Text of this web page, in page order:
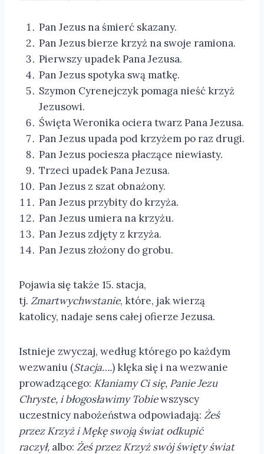
Pan Jezus na śmierć skazany.
Pan Jezus bierze krzyż na swoje ramiona.
Pierwszy upadek Pana Jezusa.
Pan Jezus spotyka swą matkę.
Szymon Cyrenejczyk pomaga nieść krzyż
Jezusowi.
Święta Weronika ociera twarz Pana Jezusa.
Pan Jezus upada pod krzyżem po raz drugi.
Pan Jezus pociesza płaczące niewiasty.
Trzeci upadek Pana Jezusa.
Pan Jezus z szat obnażony.
Pan Jezus przybity do krzyża.
Pan Jezus umiera na krzyżu.
Pan Jezus zdjęty z krzyża.
Pan Jezus złożony do grobu.
Pojawia się także 15. stacja,
tj. Zmartwychwstanie, które, jak wierzą
katolicy, nadaje sens całej ofierze Jezusa.
Istnieje zwyczaj, według którego po każdym
wezwaniu (Stacja….) klęka się i na wezwanie
prowadzącego: Kłaniamy Ci się, Panie Jezu
Chryste, i błogosławimy Tobiewszyscy
uczestnicy nabożeństwa odpowiadają: Żeś
przez Krzyż i Mękę swoją świat odkupić
raczył, albo: Żeś przez Krzyż swój święty świat